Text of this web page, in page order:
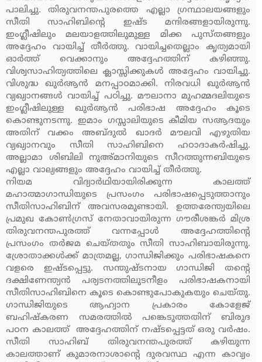
പാലിച്ചു. തിരുവനന്തപുരത്തെ എല്ലാ ഗ്രന്ഥാലയങ്ങളും
സീതി സാഹിബിന്റെ ഇഷ്ട മന്ദിരങ്ങളായിരുന്നു.
ഇംഗ്ലീഷിലും മലയാളത്തിലുമുള്ള മിക്ക പുസ്തങ്ങളും
അദ്ദേഹം വായിച്ച് തീര്‍ത്തു. വായിച്ചതെല്ലാം കൃത്യമായി
ഓര്‍ത്ത് വെക്കാനും അദ്ദേഹത്തിന് കഴിഞ്ഞു.
വിശ്വസാഹിത്യത്തിലെ ക്ലാസ്സിക്കുകള്‍ അദ്ദേഹം വായിച്ചു.
വിശുദ്ധ ഖുര്‍ആന്‍ മനപ്പാഠമാക്കി. നിരവധി ഖുര്‍ആന്‍
വ്യഖ്യാനങ്ങള്‍ വായിച്ച് പഠിച്ചു. മൗലാനാ മുഹമ്മദലിയുടെ
ഇംഗ്ലീഷിലുള്ള ഖുര്‍ആന്‍ പരിഭാഷ അദ്ദേഹം കൂടെ
കൊണ്ടുനടന്നു. ഇമാം ഗസ്സാലിയുടെ കീമിയ സആദയും
അതിന് വക്കം അബ്ദുല്‍ ഖാദര്‍ മൗലവി എഴുതിയ
വ്യഖ്യാനവും സീതി സാഹിബിനെ ഹഠാദാകര്‍ഷിച്ചു.
അല്ലാമാ ശിബിലി നുഅ്മാനിയുടെ സീറത്തുന്നബിയുടെ
എല്ലാ വാല്യങ്ങളും അദ്ദേഹം വായിച്ച് തീര്‍ത്തു.
നിയമ വിദ്യാര്‍ഥിയായിരിക്കുന്ന കാലത്ത്
മഹാത്മാഗാന്ധിയുടെ പ്രസംഗം പരിഭാഷപ്പെടുത്താനും
സീതിസാഹിബിന് അവസരമുണ്ടായി. ഉത്തരേന്ത്യയിലെ
പ്രമുഖ കോണ്‍ഗ്രസ് നേതാവായിരുന്ന ഗൗരീശങ്കര്‍ മിശ്ര
തിരുവനന്തപുരത്ത് വന്നപ്പോള്‍ അദ്ദേഹത്തിന്റെ
പ്രസംഗം തര്‍ജമ ചെയ്തതും സീതി സാഹിബായിരുന്നു.
ശ്രോതാക്കള്‍ക്ക് മാത്രമല്ല, ഗാന്ധിജിക്കും പരിഭാഷകനെ
വളരെ ഇഷ്ടപ്പെട്ടു. സന്തുഷ്ടനായ ഗാന്ധിജി തന്റെ
ദക്ഷിണേന്ത്യന്‍ പര്യടനത്തിലുടനീളം പരിഭാഷകനായി
സീതിസാഹിബിനെ കൂടെ കൊണ്ടുപോകുകയും ചെയ്തു.
ഗാന്ധിജിയുടെ ആഹ്വാന പ്രകാരം കോളേജ്
ബഹിഷ്‌കരണ സമരത്തില്‍ പങ്കെടുത്തതിന് ബിരുദ
പഠന കാലത്ത് അദ്ദേഹത്തിന് നഷ്ടപ്പെട്ടത് ഒരു വര്‍ഷം.
സീതി സാഹിബ് തിരുവനന്തപുരത്ത് കഴിയുന്ന
കാലത്താണ് കുമാരനാശാന്റെ ദുരവസ്ഥ എന്ന കാവ്യം